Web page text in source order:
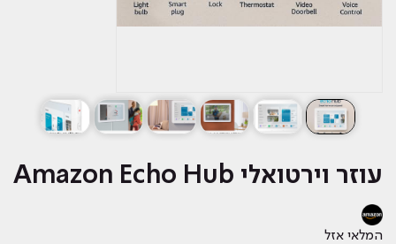
עוזר וירטואלי Amazon Echo Hub
המלאי אזל